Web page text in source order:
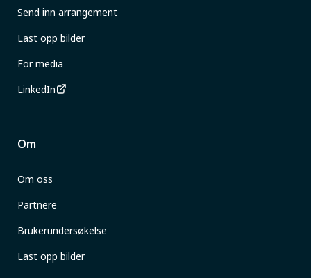
Send inn arrangement
Last opp bilder
For media
LinkedIn
Om
Om oss
Partnere
Brukerundersøkelse
Last opp bilder